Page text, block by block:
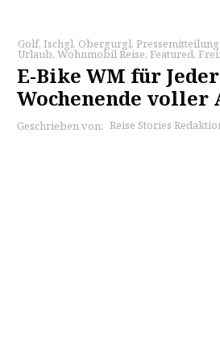
Golf, Ischgl, Obergurgl, Pressemitteilung
Urlaub, Wohnmobil Reise, Featured,
E-Bike WM für
Wochenende voller
Geschrieben von: Reise Stories